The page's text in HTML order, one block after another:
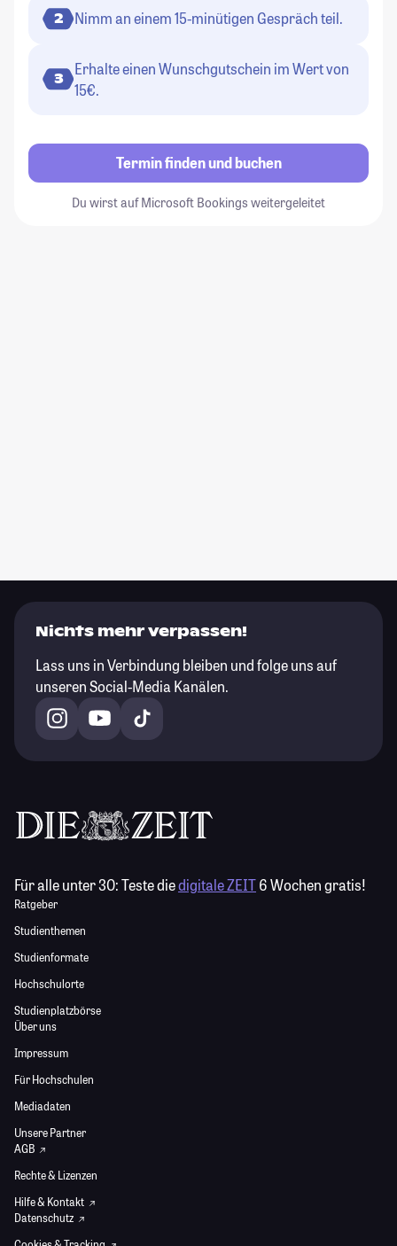
2 Nimm an einem 15-minütigen Gespräch teil.
3
Erhalte einen Wunschgutschein im Wert von
15€.
Termin finden und buchen
Du wirst auf Microsoft Bookings weitergeleitet
Nichts mehr verpassen!
Lass uns in Verbindung bleiben und folge uns auf
unseren Social-Media Kanälen.
Für alle unter 30:Teste diedigitale ZEIT6 Wochen gratis!
Ratgeber
Studienthemen
Studienformate
Hochschulorte
Studienplatzbörse
Über uns
Impressum
Für Hochschulen
Mediadaten
Unsere Partner
AGB
Rechte & Lizenzen
Hilfe & Kontakt
Datenschutz